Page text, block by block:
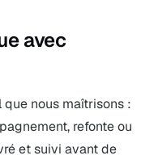
avec
que nous maîtrisons :
refonte ou
et suivi avant de